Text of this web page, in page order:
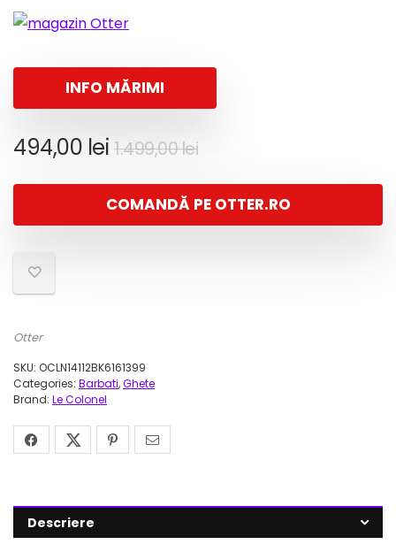
INFO MĂRIMI
1.499,00leiPrețul
a
fost:
494,00 lei
Prețul
este:
494,00 lei.
COMANDĂ PE OTTER.RO
Otter
SKU: OCLN14112BK6161399
Categories: Barbati,Ghete
Brand: Le Colonel
Descriere